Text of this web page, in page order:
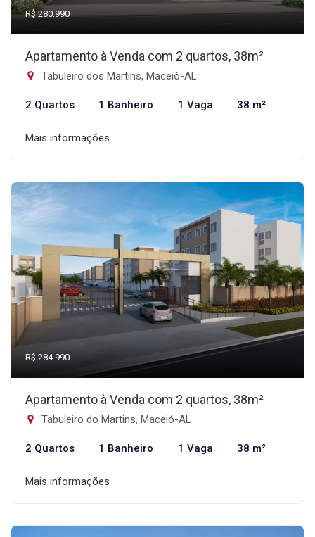
R$ 280.990
Apartamento à Venda com 2 quartos, 38m²
Tabuleiro dos Martins, Maceió-AL
2 Quartos 1 Banheiro 1 Vaga 38 m²
Mais informações
R$ 284.990
Apartamento à Venda com 2 quartos, 38m²
Tabuleiro do Martins, Maceió-AL
2 Quartos 1 Banheiro 1 Vaga 38 m²
Mais informações